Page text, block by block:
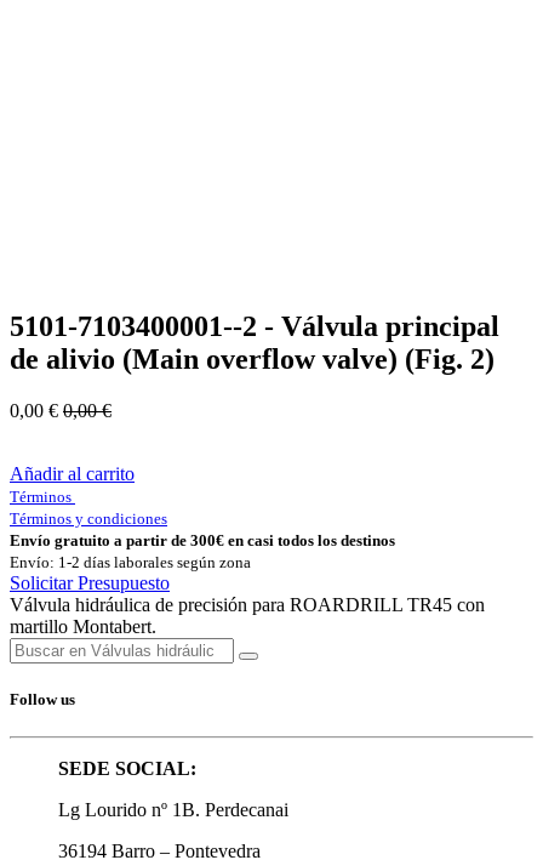
5101-7103400001--2 - Válvula principal
de alivio (Main overflow valve) (Fig. 2)
0,00 € 0,00€
Añadir al carrito
Términos
Términos y condiciones
Envío gratuito a partir de 300€ en casi todos los destinos
Envío: 1-2 días laborales según zona
Solicitar Presupuesto
Válvula hidráulica de precisión para ROARDRILL TR45 con
martillo Montabert.
Follow us
SEDE SOCIAL:
Lg Lourido nº 1B. Perdecanai
36194 Barro – Pontevedra